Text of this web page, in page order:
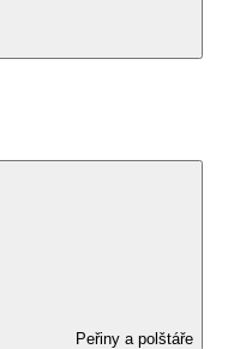
Peřiny a polštáře